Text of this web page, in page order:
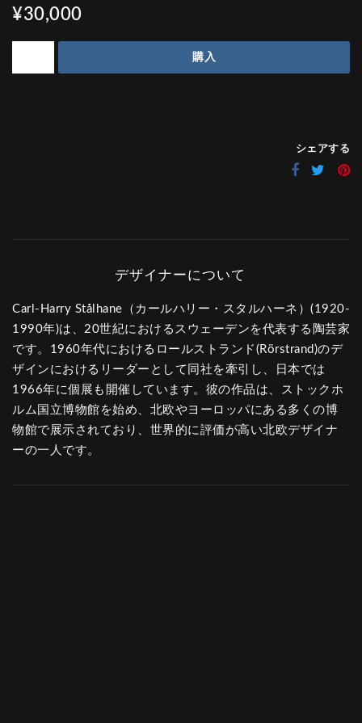
¥30,000
購入
シェアする
Carl-Harry Stålhane（カールハリー・スタルハーネ）(1920-
1990年)は、20世紀におけるスウェーデンを代表する陶芸家
です。1960年代におけるロールストランド(Rörstrand)のデ
ザインにおけるリーダーとして同社を牽引し、日本では
1966年に個展も開催しています。彼の作品は、ストックホ
ルム国立博物館を始め、北欧やヨーロッパにある多くの博
物館で展示されており、世界的に評価が高い北欧デザイナ
ーの一人です。